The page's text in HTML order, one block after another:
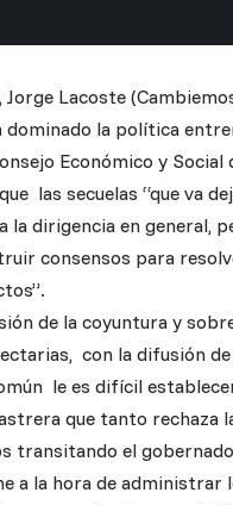
Lacoste
dominado la política
Económico y Social
las secuelas “que va
la dirigencia en general,
consensos para
de la coyuntura y
con la difusión
le es difícil
que tanto rechaza
transitando el
a la hora de administrar